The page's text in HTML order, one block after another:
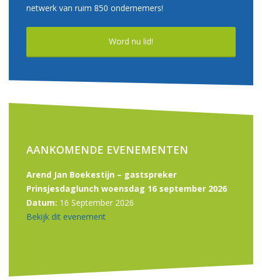
netwerk van ruim 850 ondernemers!
Word nu lid!
AANKOMENDE EVENEMENTEN
Arend Jan Boekestijn – gastspreker
Prinsjesdaglunch woensdag 16 september 2026
Datum: 16 September 2026
Bekijk dit evenement